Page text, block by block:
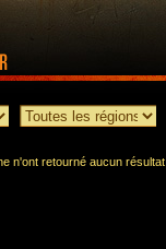
n'ont retourné aucun résultat.